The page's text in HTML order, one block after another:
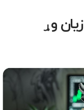
سلنه د زیان وړ